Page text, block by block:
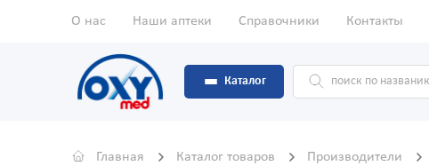
О нас Наши аптеки Справочники Контакты
Каталог
Главная Каталог товаров Производители